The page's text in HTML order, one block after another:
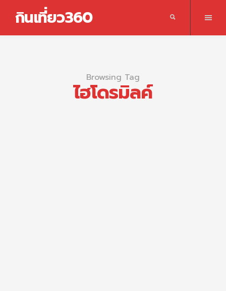
กินเที่ยว360
Browsing Tag
ไฮโดรมิลค์